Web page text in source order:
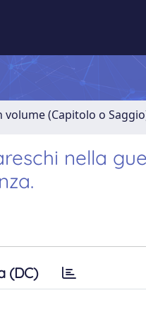
(Capitolo o
nella
(DC)